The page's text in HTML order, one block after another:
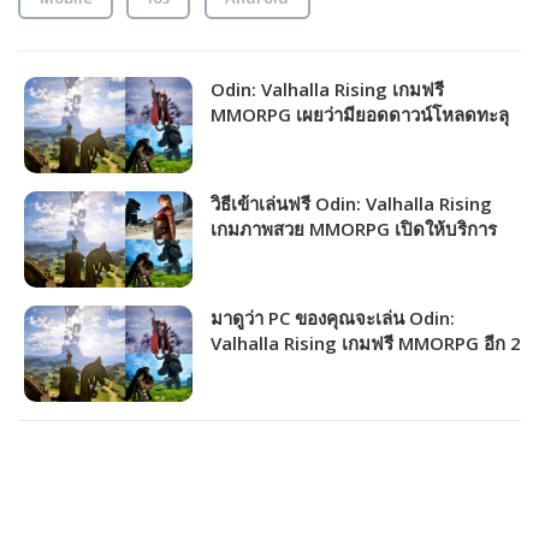
Odin: Valhalla Rising เกมฟรี
MMORPG เผยว่ามียอดดาวน์โหลดทะลุ
วิธีเข้าเล่นฟรี Odin: Valhalla Rising
เกมภาพสวย MMORPG เปิดให้บริการ
มาดูว่า PC ของคุณจะเล่น Odin:
Valhalla Rising เกมฟรี MMORPG อีก 2